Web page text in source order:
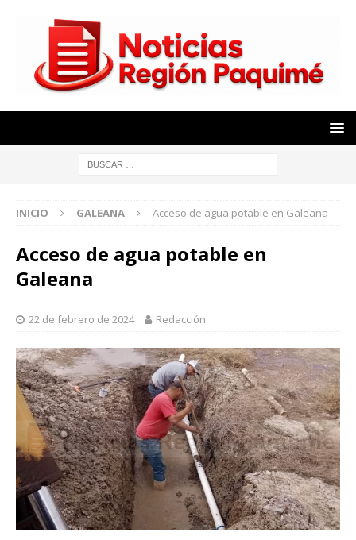
INICIO GALEANA Acceso de agua potable en Galeana
Acceso de agua potable en
Galeana
22 de febrero de 2024 Redacción